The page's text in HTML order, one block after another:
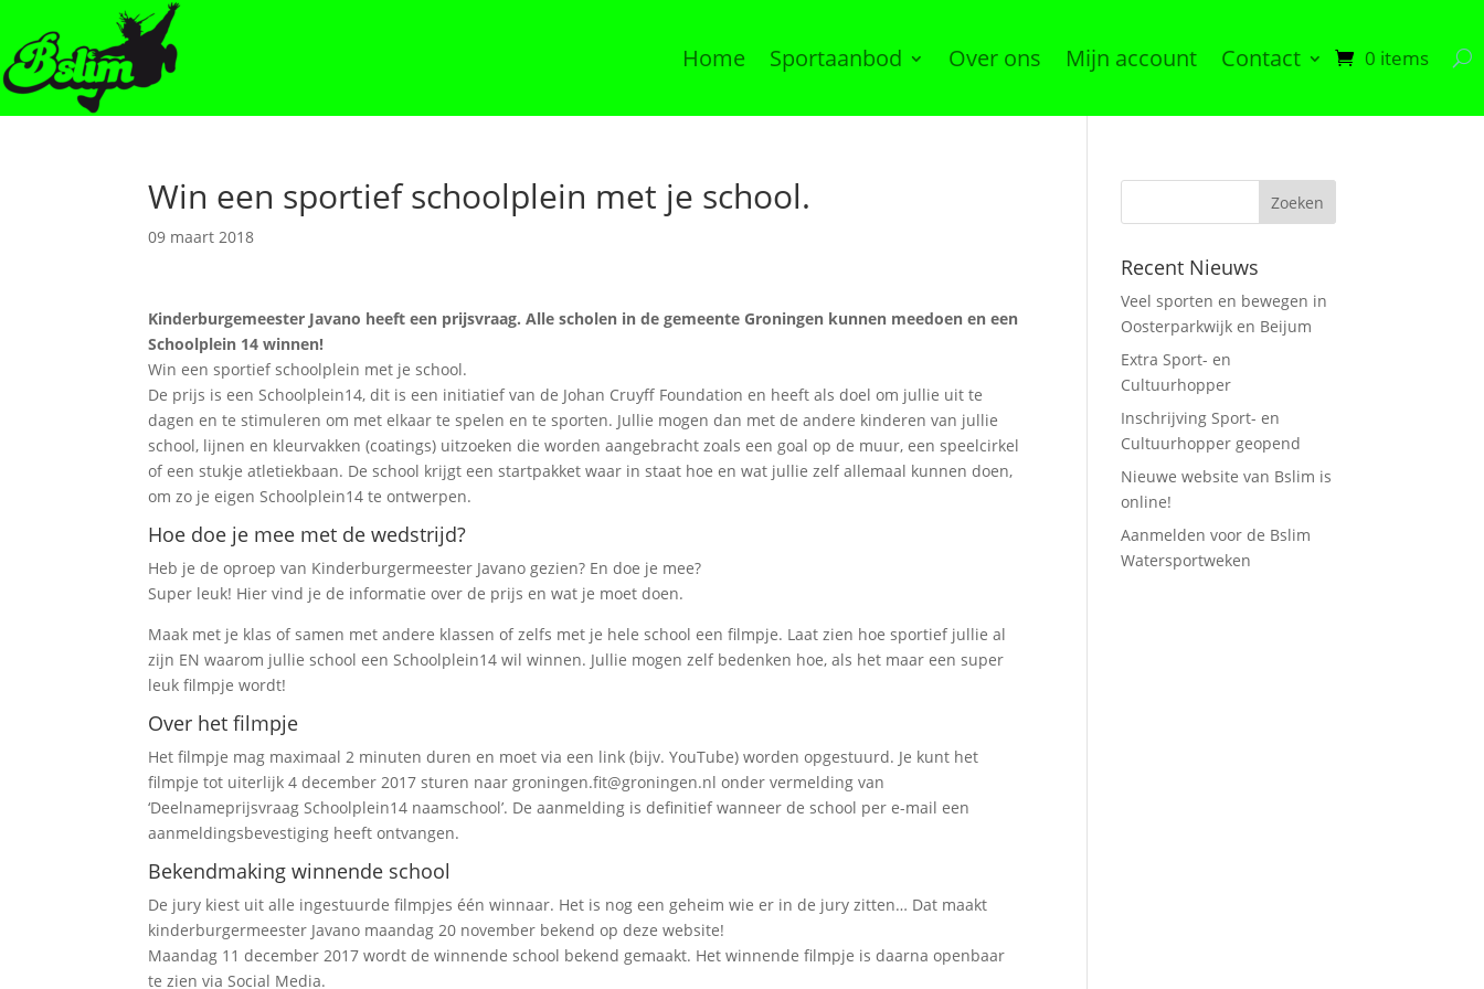
Home Sportaanbod Over ons Mijn account Contact 0 items
Win een sportief schoolplein met je school.
09 maart 2018
Kinderburgemeester Javano heeft een prijsvraag. Alle scholen in de gemeente Groningen kunnen meedoen en een
Schoolplein 14 winnen!
Win een sportief schoolplein met je school.
De prijs is een Schoolplein14, dit is een initiatief van de Johan Cruyff Foundation en heeft als doel om jullie uit te
dagen en te stimuleren om met elkaar te spelen en te sporten. Jullie mogen dan met de andere kinderen van jullie
school, lijnen en kleurvakken (coatings) uitzoeken die worden aangebracht zoals een goal op de muur, een speelcirkel
of een stukje atletiekbaan. De school krijgt een startpakket waar in staat hoe en wat jullie zelf allemaal kunnen doen,
om zo je eigen Schoolplein14 te ontwerpen.
Hoe doe je mee met de wedstrijd?
Heb je de oproep van Kinderburgermeester Javano gezien? En doe je mee?
Super leuk! Hier vind je de informatie over de prijs en wat je moet doen.
Maak met je klas of samen met andere klassen of zelfs met je hele school een filmpje. Laat zien hoe sportief jullie al
zijn EN waarom jullie school een Schoolplein14 wil winnen. Jullie mogen zelf bedenken hoe, als het maar een super
leuk filmpje wordt!
Over het filmpje
Het filmpje mag maximaal 2 minuten duren en moet via een link (bijv. YouTube) worden opgestuurd. Je kunt het
filmpje tot uiterlijk 4 december 2017 sturen naar groningen.fit@groningen.nl onder vermelding van
‘Deelnameprijsvraag Schoolplein14 naamschool’. De aanmelding is definitief wanneer de school per e-mail een
aanmeldingsbevestiging heeft ontvangen.
Bekendmaking winnende school
De jury kiest uit alle ingestuurde filmpjes één winnaar. Het is nog een geheim wie er in de jury zitten… Dat maakt
kinderburgermeester Javano maandag 20 november bekend op deze website!
Maandag 11 december 2017 wordt de winnende school bekend gemaakt. Het winnende filmpje is daarna openbaar
te zien via Social Media.
Recent Nieuws
Veel sporten en bewegen in
Oosterparkwijk en Beijum
Extra Sport- en
Cultuurhopper
Inschrijving Sport- en
Cultuurhopper geopend
Nieuwe website van Bslim is
online!
Aanmelden voor de Bslim
Watersportweken